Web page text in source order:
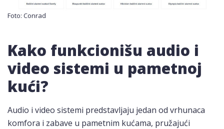
Foto: Conrad
Kako funkcionišu audio i
video sistemi u pametnoj
kući?
Audio i video sistemi predstavljaju jedan od vrhunaca
komfora i zabave u pametnim kućama, pružajući